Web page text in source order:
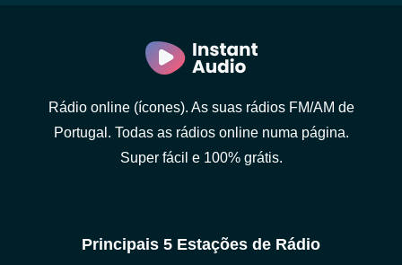
Rádio online (ícones). As suas rádios FM/AM de
Portugal. Todas as rádios online numa página.
Super fácil e 100% grátis.
Principais 5 Estações de Rádio